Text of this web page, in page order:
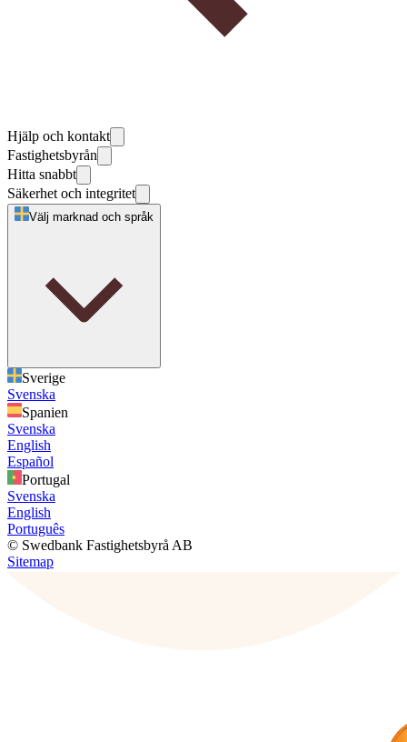
Hjälp och kontakt
Fastighetsbyrån
Hitta snabbt
Säkerhet och integritet
Välj marknad och språk
Sverige
Svenska
Spanien
Svenska
English
Español
Portugal
Svenska
English
Português
© Swedbank Fastighetsbyrå AB
Sitemap